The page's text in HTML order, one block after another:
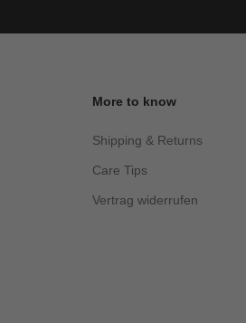
More to know
Shipping & Returns
Care Tips
Vertrag widerrufen